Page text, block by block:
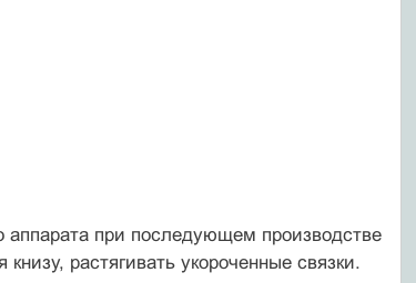
аппарата при последующем производстве
растягивать укороченные связки.